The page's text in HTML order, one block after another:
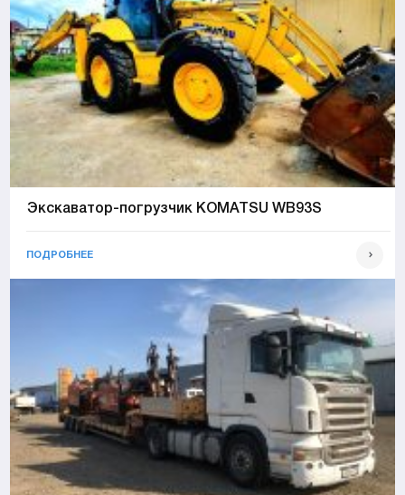
Экскаватор-погрузчик KOMATSU WB93S
ПОДРОБНЕЕ